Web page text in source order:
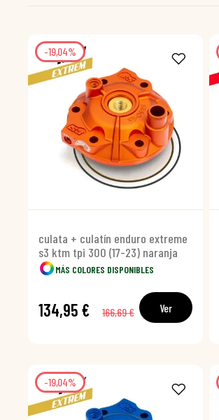
-19,04%
culata + culatín enduro extreme
s3 ktm tpi 300 (17-23) naranja
MÁS COLORES DISPONIBLES
134,95 € 166,69 € Ver
-19,04%